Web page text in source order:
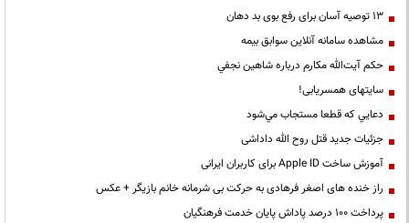
13 توصیه آسان برای رفع بوی بد دهان
مشاهده سامانه آنلاين سوابق بیمه
حكم آيت‌الله مكارم درباره شاهين نجفي
سایتهای همسریابی!
دعايي كه قطعا مستجاب مي‌شود
جزئیات جدید قتل روح الله داداشی
آموزش ساخت Apple ID برای کاربران ایرانی
راز خنده های اصغر فرهادی به حرکت بی شرمانه خانم بازیگر + عکس
پرداخت ۱۰۰ درصد پاداش پایان خدمت فرهنگیان